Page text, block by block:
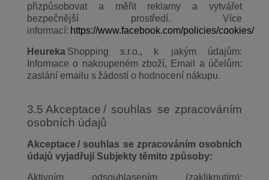
přizpůsobovat a měřit reklamy a vytvářet
bezpečnější prostředí. Více
informací: https://www.facebook.com/policies/cookies/
Heureka Shopping s.r.o., k jakým údajům:
Informace o nakoupeném zboží, Email a účelům:
zaslání emailu s žádostí o hodnocení nákupu.
3.5 Akceptace / souhlas se zpracováním
osobních údajů
Akceptace/ souhlas se zpracováním osobních
údajů vyjadřují Subjekty těmito způsoby:
Aktivním odsouhlasením (zakliknutím):